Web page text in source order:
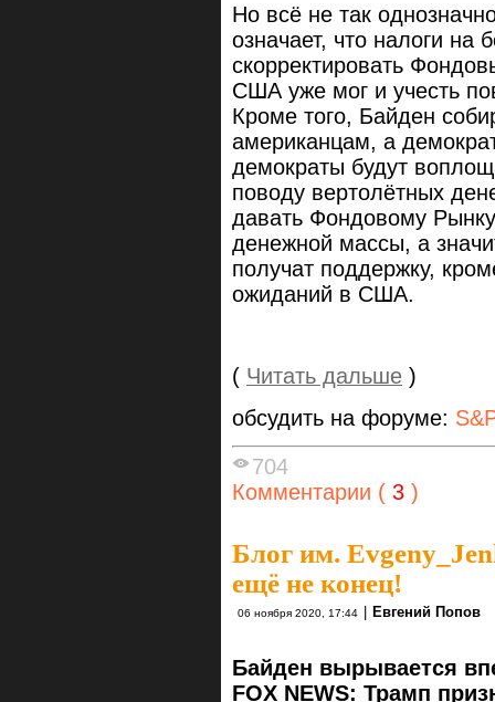
Но всё не так
означает, что налоги на
скорректировать
США уже мог и учесть
Кроме того, Байден
американцам, а
демократы будут
поводу вертолётных
давать Фондовому
денежной массы, а
получат поддержку,
ожиданий в США.
( Читать дальше )
обсудить на форуме:
704
Комментарии ( 3 )
Блог им.
ещё не конец!
06 ноября 2020, 17:44 Евгений Попов
Байден вырывается
FOX NEWS: Трамп